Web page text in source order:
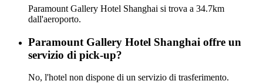
Paramount Gallery Hotel Shanghai si trova a 34.7km
dall'aeroporto.
Paramount Gallery Hotel Shanghai offre un
servizio di pick-up?
No, l'hotel non dispone di un servizio di trasferimento.